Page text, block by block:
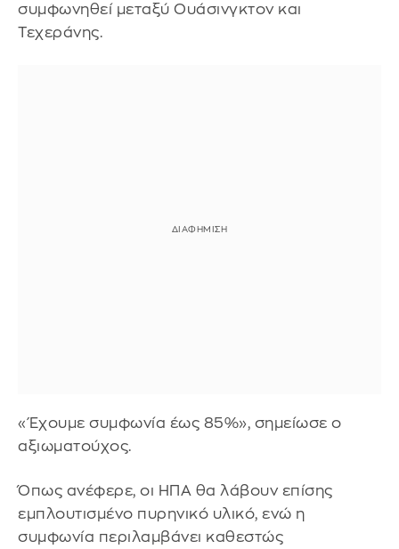
συμφωνηθεί μεταξύ Ουάσινγκτον και
Τεχεράνης.
«Έχουμε συμφωνία έως 85%», σημείωσε ο
αξιωματούχος.
Όπως ανέφερε, οι ΗΠΑ θα λάβουν επίσης
εμπλουτισμένο πυρηνικό υλικό, ενώ η
συμφωνία περιλαμβάνει καθεστώς